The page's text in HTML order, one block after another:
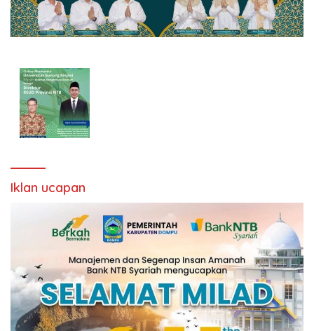
Iklan ucapan